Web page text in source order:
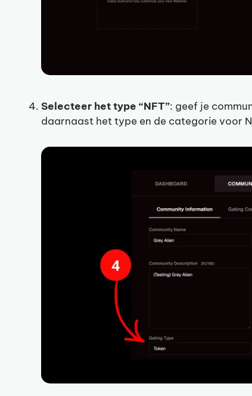
Selecteer het type “NFT”: geef je
daarnaast het type en de categorie voor